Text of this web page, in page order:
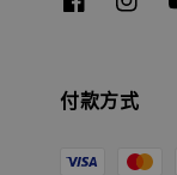
付款方式